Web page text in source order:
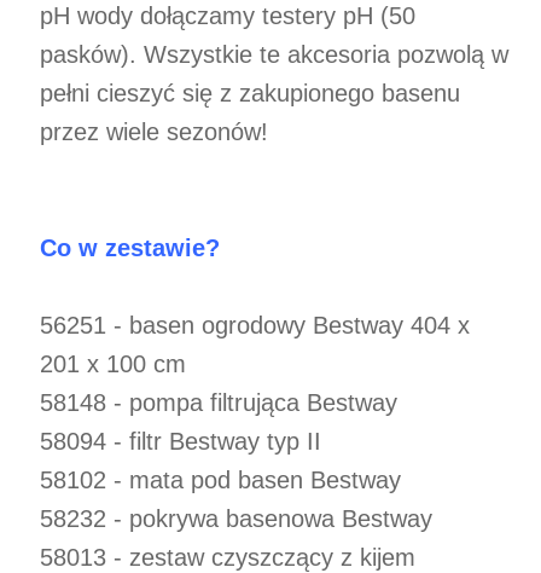
pH wody dołączamy testery pH (50
pasków). Wszystkie te akcesoria pozwolą w
pełni cieszyć się z zakupionego basenu
przez wiele sezonów!
Co w zestawie?
56251 - basen ogrodowy Bestway 404 x
201 x 100 cm
58148 - pompa filtrująca Bestway
58094 - filtr Bestway typ II
58102 - mata pod basen Bestway
58232 - pokrywa basenowa Bestway
58013 - zestaw czyszczący z kijem